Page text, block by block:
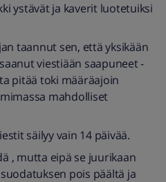
ystävät ja kaverit luotetuiksi
taannut sen, että yksikään
viestiään saapuneet -
pitää toki määräajoin
mahdolliset
säilyy vain 14 päivää.
, mutta eipä se juurikaan
pois päältä ja